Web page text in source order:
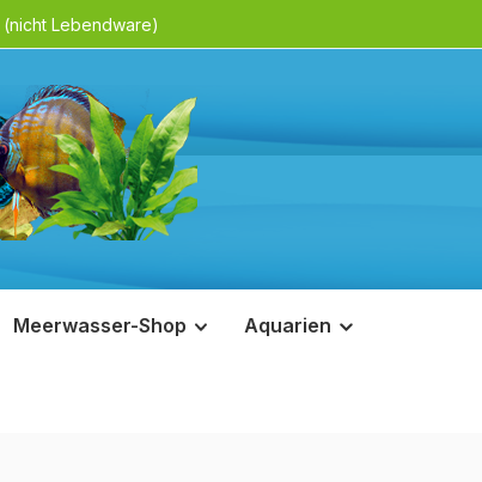
Lebendware)
Meerwasser-Shop Aquarien